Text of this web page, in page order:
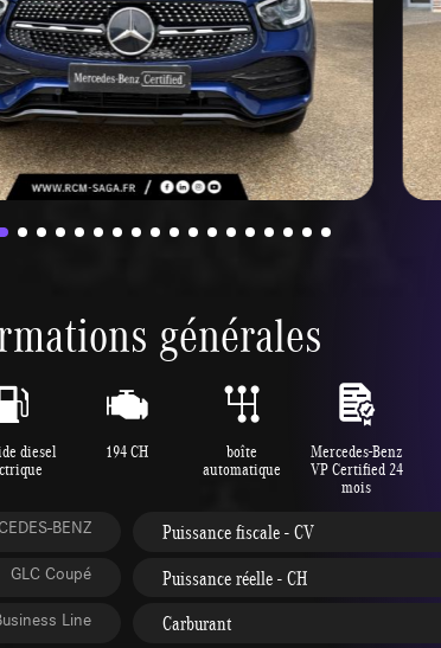
générales
diesel 194 CH boîte
automatique
Mercedes-Benz
VP Certified 24
mois
BENZ
GLC Coupé
Line
Puissance fiscale - CV
Puissance réelle - CH
Carburant